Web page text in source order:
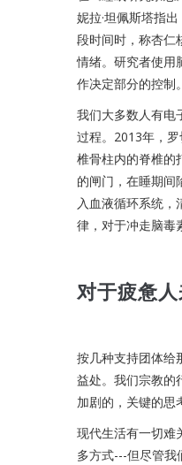
妮拉·坦佩斯塔指
段时间时，称杏仁
情绪。研究者使用
作决定部分的控制
我们大多数人有电
过程。2013年，
椎骨柱内的脊椎的
的闸门，在睡期间
入血液循环系统
律，对于冲走脑毒
对于疲惫
按几种支持团体给
益处。我们宗教的
加剧的，关键的思
现代生活有一切难
多方式---但尽管我